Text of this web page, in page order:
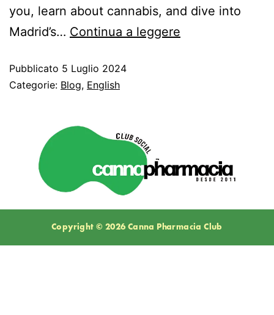
you, learn about cannabis, and dive into
Madrid’s… Continua a leggere
Pubblicato 5 Luglio 2024
Categorie: Blog, English
Copyright © 2026 Canna Pharmacia Club